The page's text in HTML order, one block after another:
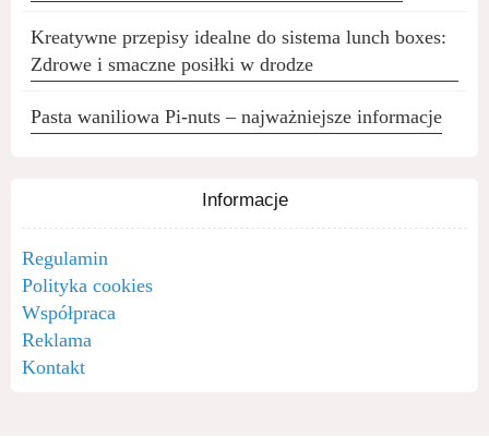
Kreatywne przepisy idealne do sistema lunch boxes:
Zdrowe i smaczne posiłki w drodze
Pasta waniliowa Pi-nuts – najważniejsze informacje
Informacje
Regulamin
Polityka cookies
Współpraca
Reklama
Kontakt